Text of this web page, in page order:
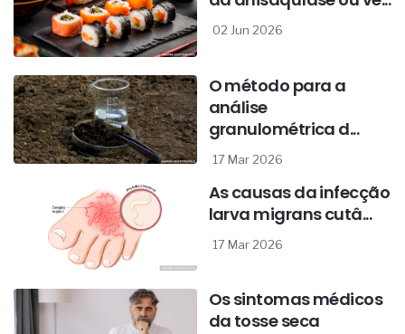
02 Jun 2026
O método para a
análise
granulométrica d...
17 Mar 2026
As causas da infecção
larva migrans cutâ...
17 Mar 2026
Os sintomas médicos
da tosse seca